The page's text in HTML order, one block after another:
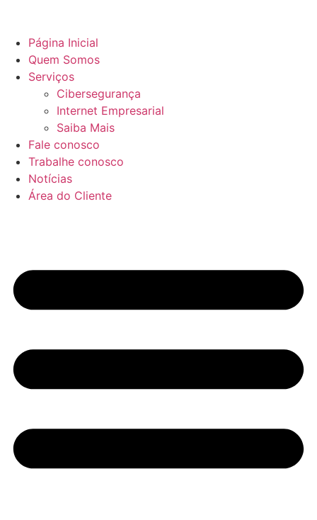
Página Inicial
Quem Somos
Serviços
Cibersegurança
Internet Empresarial
Saiba Mais
Fale conosco
Trabalhe conosco
Notícias
Área do Cliente